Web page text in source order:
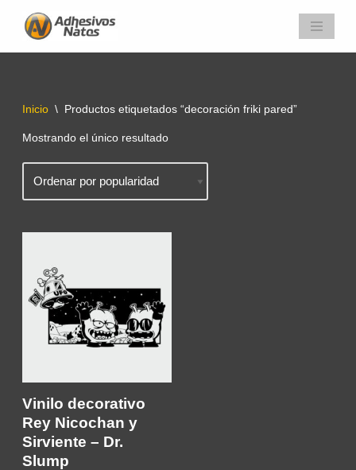
Saltar
Inicio \ Productos etiquetados “decoración friki pared”
Mostrando el único resultado
Vinilo decorativo
Rey Nicochan y
Sirviente – Dr.
Slump